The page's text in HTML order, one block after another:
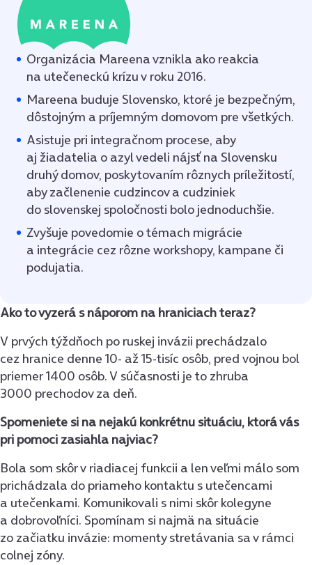
Organizácia Mareena vznikla ako reakcia
na utečeneckú krízu v roku 2016.
Mareena buduje Slovensko, ktoré je bezpečným,
dôstojným a príjemným domovom pre všetkých.
Asistuje pri integračnom procese, aby
aj žiadatelia o azyl vedeli nájsť na Slovensku
druhý domov, poskytovaním rôznych príležitostí,
aby začlenenie cudzincov a cudziniek
do slovenskej spoločnosti bolo jednoduchšie.
Zvyšuje povedomie o témach migrácie
a integrácie cez rôzne workshopy, kampane či
podujatia.
Ako to vyzerá s náporom na hraniciach teraz?
V prvých týždňoch po ruskej invázii prechádzalo
cez hranice denne 10- až 15-tisíc osôb, pred vojnou bol
priemer 1400 osôb. V súčasnosti je to zhruba
3000 prechodov za deň.
Spomeniete si na nejakú konkrétnu situáciu, ktorá vás
pri pomoci zasiahla najviac?
Bola som skôr v riadiacej funkcii a len veľmi málo som
prichádzala do priameho kontaktu s utečencami
a utečenkami. Komunikovali s nimi skôr kolegyne
a dobrovoľníci. Spomínam si najmä na situácie
zo začiatku invázie: momenty stretávania sa v rámci
colnej zóny.